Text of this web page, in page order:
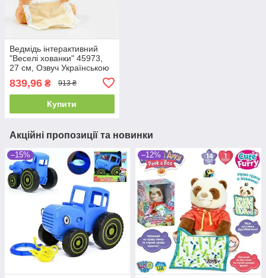
Ведмідь інтерактивний
"Веселі хованки" 45973,
27 см, Озвуч Українською
хованки
839,96 ₴ 913 ₴
Купити
Акційні пропозиції та новинки
–15% –12%